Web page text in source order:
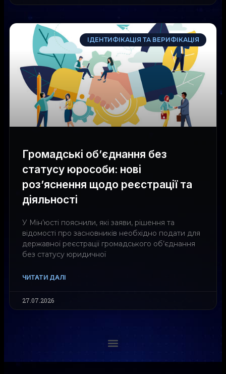
ІДЕНТИФІКАЦІЯ ТА ВЕРИФІКАЦІЯ
Громадські об’єднання без
статусу юрособи: нові
роз’яснення щодо реєстрації та
діяльності
У Мін’юсті пояснили, які заяви, рішення та
відомості про засновників необхідно подати для
державної реєстрації громадського об’єднання
без статусу юридичної
ЧИТАТИ ДАЛІ
27.07.2026